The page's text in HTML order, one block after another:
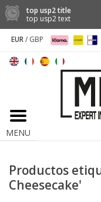
top usp2 title
top usp2 text
EUR/ GBP
MENU
Productos
Cheesecake'